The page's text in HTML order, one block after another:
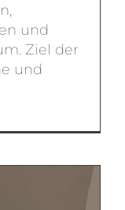
und
Ziel der
und